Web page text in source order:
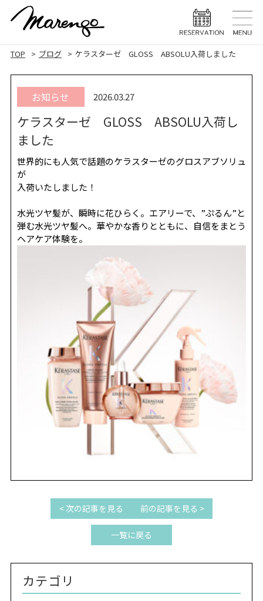
MENU メニュー
HAIR CARE ヘアケア
HEAD SPA ヘッドスパ
STAFF スタッフ
SALON INFO
RECRUIT
お電話でご予約
TOP ブログ ケラスターゼ GLOSS ABSOLU入荷しました
お知らせ 2026.03.27
ケラスターゼ GLOSS ABSOLU入荷し
ました
世界的にも人気で話題のケラスターゼのグロスアブソリュ
が
入荷いたしました！
水光ツヤ髪が、瞬時に花ひらく。エアリーで、”ぷるん”と
弾む水光ツヤ髪へ。華やかな香りとともに、自信をまとう
ヘアケア体験を。
< 次の記事を見る
一覧に戻る
前の記事を見る >
カテゴリ